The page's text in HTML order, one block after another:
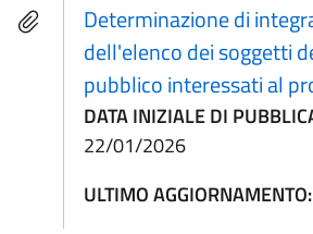
Determinazione di
dell'elenco dei soggetti
pubblico interessati al
DATA INIZIALE DI
22/01/2026
ULTIMO AGGIORNAMENTO: